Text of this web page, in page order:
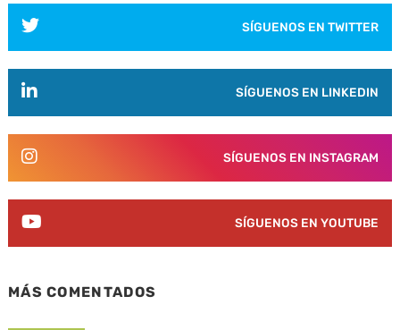
SÍGUENOS EN TWITTER
SÍGUENOS EN LINKEDIN
SÍGUENOS EN INSTAGRAM
SÍGUENOS EN YOUTUBE
MÁS COMENTADOS